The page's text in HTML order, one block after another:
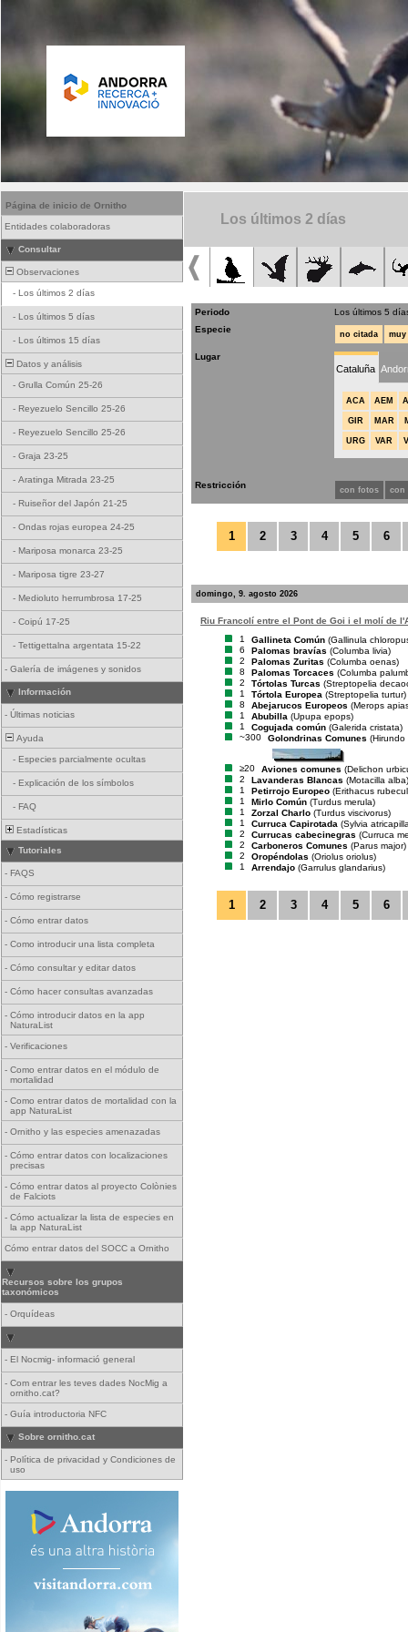
Página de inicio de Ornitho
Entidades colaboradoras
Consultar
Observaciones
- Los últimos 2 días
- Los últimos 5 días
- Los últimos 15 días
Datos y análisis
- Grulla Común 25-26
- Reyezuelo Sencillo 25-26
- Reyezuelo Sencillo 25-26
- Graja 23-25
- Aratinga Mitrada 23-25
- Ruiseñor del Japón 21-25
- Ondas rojas europea 24-25
- Mariposa monarca 23-25
- Mariposa tigre 23-27
- Medioluto herrumbrosa 17-25
- Coipú 17-25
- Tettigettalna argentata 15-22
- Galería de imágenes y sonidos
Información
- Últimas noticias
Ayuda
- Especies parcialmente ocultas
- Explicación de los símbolos
- FAQ
Estadísticas
Tutoriales
- FAQS
- Cómo registrarse
- Cómo entrar datos
- Como introducir una lista completa
- Cómo consultar y editar datos
- Cómo hacer consultas avanzadas
- Cómo introducir datos en la app
NaturaList
- Verificaciones
- Como entrar datos en el módulo de
mortalidad
- Como entrar datos de mortalidad con la
app NaturaList
- Ornitho y las especies amenazadas
- Cómo entrar datos con localizaciones
precisas
- Cómo entrar datos al proyecto Colònies
de Falciots
- Cómo actualizar la lista de especies en
la app NaturaList
Cómo entrar datos del SOCC a Ornitho
Recursos sobre los grupos
taxonómicos
- Orquídeas
- El Nocmig- informació general
- Com entrar les teves dades NocMig a
ornitho.cat?
- Guía introductoria NFC
Sobre ornitho.cat
- Política de privacidad y Condiciones de
uso
Los últimos 2 días
Periodo
Los últimos 5
Especie
no citada muy
Lugar
Cataluña
ACA AEM
GIR MAR
URG VAR
Restricción con fotos con
1 2 3 4 5 6
domingo, 9. agosto 2026
Riu Francolí entre el Pont de Goi i el molí de
1
Gallineta Común (Gallinula
6
Palomas bravías (Columba livia)
2
Palomas Zuritas (Columba oenas)
8
Palomas Torcaces (Columba
2
Tórtolas Turcas (Streptopelia
1
Tórtola Europea (Streptopelia turtur)
8
Abejarucos Europeos (Merops
1
Abubilla (Upupa epops)
1
Cogujada común (Galerida cristata)
~300
Golondrinas Comunes (Hirundo
≥20 Aviones comunes (Delichon
2
Lavanderas Blancas (Motacilla alba)
1
Petirrojo Europeo (Erithacus
1
Mirlo Común (Turdus merula)
1
Zorzal Charlo (Turdus viscivorus)
1
Curruca Capirotada (Sylvia
2
Currucas cabecinegras (Curruca
2
Carboneros Comunes (Parus major)
2
Oropéndolas (Oriolus oriolus)
1
Arrendajo (Garrulus glandarius)
1 2 3 4 5 6